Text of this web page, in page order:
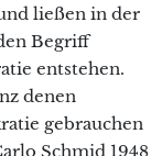
ließen in der
Begriff
entstehen.
denen
gebrauchen
Schmid 1948